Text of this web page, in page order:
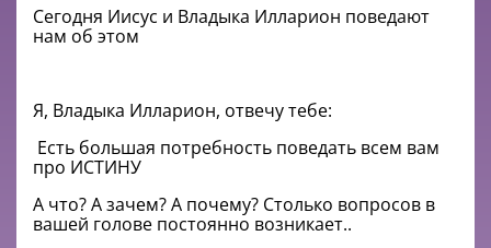
Сегодня Иисус и Владыка Илларион поведают
нам об этом
Я, Владыка Илларион, отвечу тебе:
Есть большая потребность поведать всем вам
про ИСТИНУ
А что? А зачем? А почему? Столько вопросов в
вашей голове постоянно возникает..